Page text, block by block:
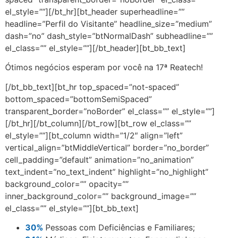
el_style=””][/bt_hr][bt_header superheadline=””
headline=”Perfil do Visitante” headline_size=”medium”
dash=”no” dash_style=”btNormalDash” subheadline=””
el_class=”” el_style=””][/bt_header][bt_bb_text]
Ótimos negócios esperam por você na 17ª Reatech!
[/bt_bb_text][bt_hr top_spaced=”not-spaced”
bottom_spaced=”bottomSemiSpaced”
transparent_border=”noBorder” el_class=”” el_style=””]
[/bt_hr][/bt_column][/bt_row][bt_row el_class=””
el_style=””][bt_column width=”1/2″ align=”left”
vertical_align=”btMiddleVertical” border=”no_border”
cell_padding=”default” animation=”no_animation”
text_indent=”no_text_indent” highlight=”no_highlight”
background_color=”” opacity=””
inner_background_color=”” background_image=””
el_class=”” el_style=””][bt_bb_text]
30% Pessoas com Deficiências e Familiares;